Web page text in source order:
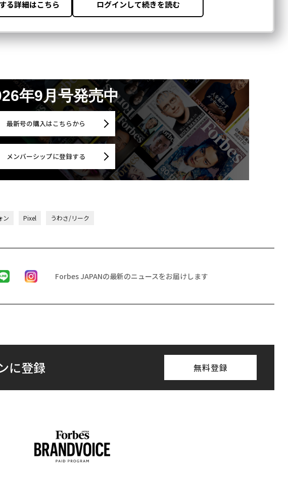
年9月号発売中
最新号の購入はこちらから
メンバーシップに登録する
ン Pixel うわさ/リーク
Forbes JAPANの最新のニュースをお届けします
に登録 無料登録